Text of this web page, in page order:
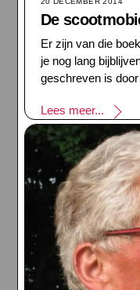
De
Er zijn van die
je nog lang
geschreven is
Lees meer...